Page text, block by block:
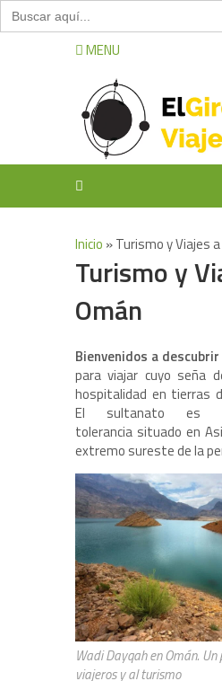
Buscar:
MENU
Inicio »Turismo y Viajes
Turismo y
Omán
Bienvenidos a descubrir
para viajar cuyo seña
hospitalidad en tierras
El sultanato es
tolerancia situado en
extremo sureste de la
Wadi Dayqah en Omán.
viajeros y al turismo